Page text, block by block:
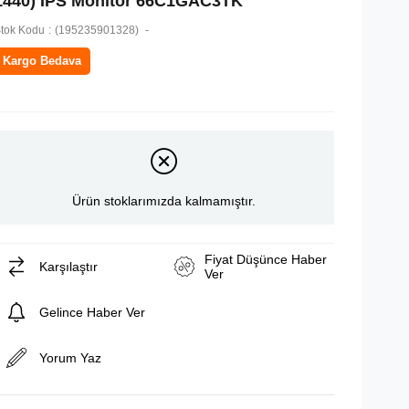
Kodu (195235901328)
Kargo Bedava
Ürün stoklarımızda kalmamıştır.
Karşılaştır
Fiyat Düşünce Haber
Ver
Gelince Haber Ver
Yorum Yaz